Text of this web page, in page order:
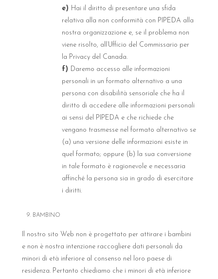
Hai il diritto di presentare una sfida
relativa alla non conformità con PIPEDA alla
nostra organizzazione e, se il problema non
viene risolto, all’Ufficio del Commissario per
la Privacy del Canada.
Daremo accesso alle informazioni
personali in un formato alternativo a una
persona con disabilità sensoriale che ha il
diritto di accedere alle informazioni personali
ai sensi del PIPEDA e che richiede che
vengano trasmesse nel formato alternativo se
(a) una versione delle informazioni esiste in
quel formato; oppure (b) la sua conversione
in tale formato è ragionevole e necessaria
affinché la persona sia in grado di esercitare
i diritti.
9. BAMBINO
Il nostro sito Web non è progettato per attirare i bambini
e non è nostra intenzione raccogliere dati personali da
minori di età inferiore al consenso nel loro paese di
residenza. Pertanto chiediamo che i minori di età inferiore